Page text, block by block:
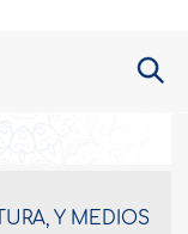
Y MEDIOS